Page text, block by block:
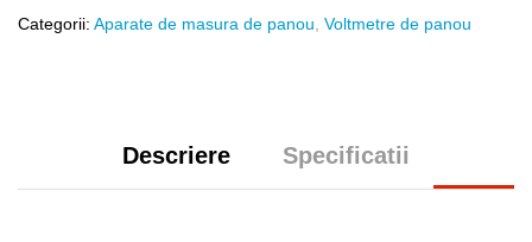
Categorii: Aparate de masura de panou Voltmetre de panou
Descriere Specificatii